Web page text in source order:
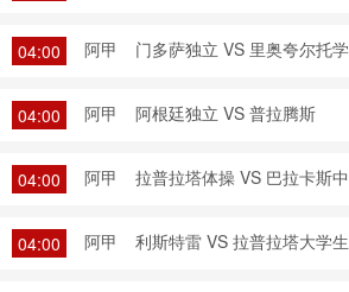
04:00 阿甲 门多萨独立 VS 里奥夸尔托
04:00 阿甲 阿根廷独立 VS 普拉腾斯
04:00 阿甲 拉普拉塔体操 VS 巴拉卡斯
04:00 阿甲 利斯特雷 VS 拉普拉塔大学生